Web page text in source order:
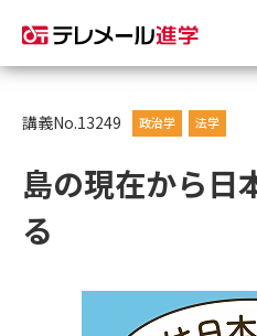
資料請求
大学・短大の資料種類から請
総合型選抜・学校推薦型選抜 募
講義No.13249 政治学 法学
島の現在から日
る